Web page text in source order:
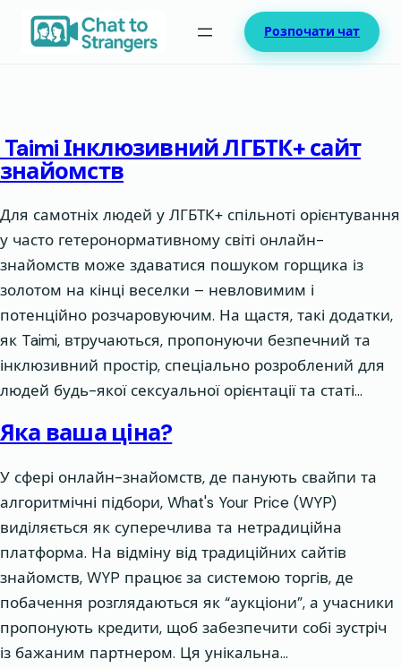
Перейти
Розпочати чат
Taimi Інклюзивний ЛГБТК+ сайт
знайомств
Для самотніх людей у ЛГБТК+ спільноті орієнтування
у часто гетеронормативному світі онлайн-
знайомств може здаватися пошуком горщика із
золотом на кінці веселки – невловимим і
потенційно розчаровуючим. На щастя, такі додатки,
як Taimi, втручаються, пропонуючи безпечний та
інклюзивний простір, спеціально розроблений для
людей будь-якої сексуальної орієнтації та статі…
Яка ваша ціна?
У сфері онлайн-знайомств, де панують свайпи та
алгоритмічні підбори, What's Your Price (WYP)
виділяється як суперечлива та нетрадиційна
платформа. На відміну від традиційних сайтів
знайомств, WYP працює за системою торгів, де
побачення розглядаються як “аукціони”, а учасники
пропонують кредити, щоб забезпечити собі зустріч
із бажаним партнером. Ця унікальна…